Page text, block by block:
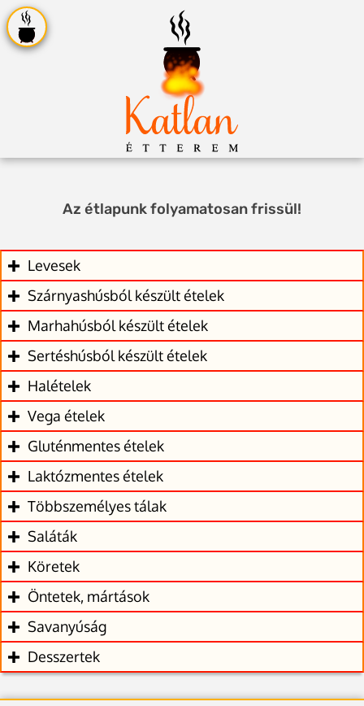
Az étlapunk folyamatosan frissül!
Levesek
Szárnyashúsból készült ételek
Marhahúsból készült ételek
Sertéshúsból készült ételek
Halételek
Vega ételek
Gluténmentes ételek
Laktózmentes ételek
Többszemélyes tálak
Saláták
Köretek
Öntetek, mártások
Savanyúság
Desszertek